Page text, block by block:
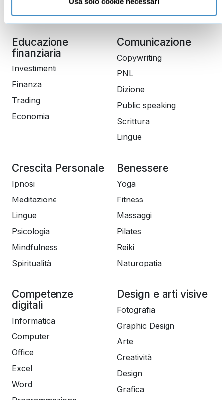
Educazione
finanziaria
Investimenti
Finanza
Trading
Economia
Comunicazione
Copywriting
PNL
Dizione
Public speaking
Scrittura
Lingue
Crescita Personale
Ipnosi
Meditazione
Lingue
Psicologia
Mindfulness
Spiritualità
Benessere
Yoga
Fitness
Massaggi
Pilates
Reiki
Naturopatia
Competenze
digitali
Informatica
Computer
Office
Excel
Word
Design e arti visive
Fotografia
Graphic Design
Arte
Creatività
Design
Grafica